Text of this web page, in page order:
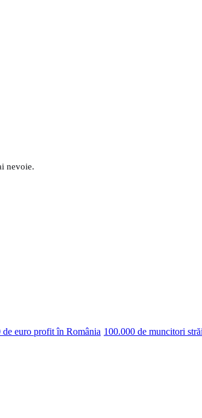
nevoie.
de euro profit în România 100.000 de muncitori